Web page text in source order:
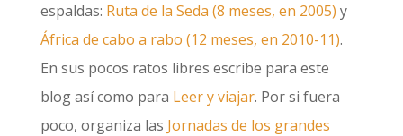
espaldas: Ruta de la Seda (8 meses, en 2005) y
África de cabo a rabo (12 meses, en 2010-11).
En sus pocos ratos libres escribe para este
blog así como para Leer y viajar. Por si fuera
poco, organiza las Jornadas de los grandes